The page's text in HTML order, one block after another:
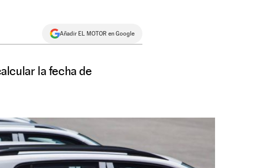
Añadir EL MOTOR en Google
la fecha de